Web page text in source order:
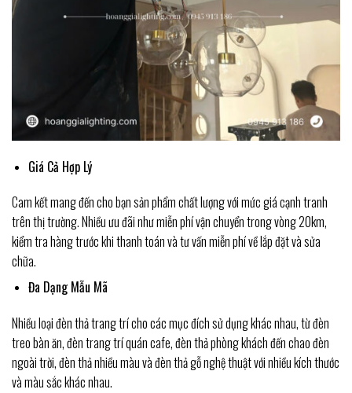
Giá Cả Hợp Lý
Cam kết mang đến cho bạn sản phẩm chất lượng với mức giá cạnh tranh
trên thị trường. Nhiều ưu đãi như miễn phí vận chuyển trong vòng 20km,
kiểm tra hàng trước khi thanh toán và tư vấn miễn phí về lắp đặt và sửa
chữa.
Đa Dạng Mẫu Mã
Nhiều loại đèn thả trang trí cho các mục đích sử dụng khác nhau, từ đèn
treo bàn ăn, đèn trang trí quán cafe, đèn thả phòng khách đến chao đèn
ngoài trời, đèn thả nhiều màu và đèn thả gỗ nghệ thuật với nhiều kích thước
và màu sắc khác nhau.